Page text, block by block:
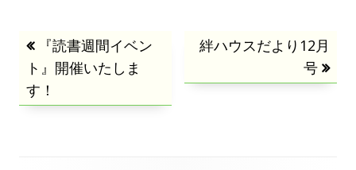
投
稿
前
の
記
事:
『読書週間イベン
ト』開催いたしま
す！
次
記
絆ハウスだより12月
号